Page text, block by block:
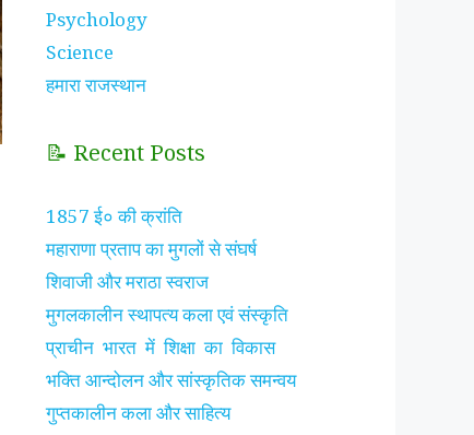
Psychology
Science
हमारा राजस्थान
📝 Recent Posts
1857 ई० की क्रांति
महाराणा प्रताप का मुगलों से संघर्ष
शिवाजी और मराठा स्वराज
मुगलकालीन स्थापत्य कला एवं संस्कृति
प्राचीन भारत में शिक्षा का विकास
भक्ति आन्दोलन और सांस्कृतिक समन्वय
गुप्तकालीन कला और साहित्य